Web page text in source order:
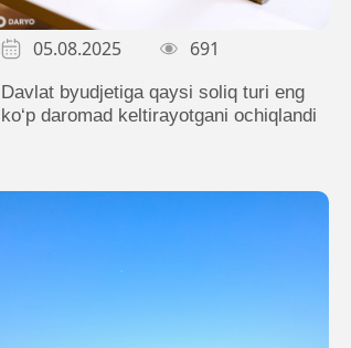
05.08.2025 691
Davlat byudjetiga qaysi soliq turi eng
ko‘p daromad keltirayotgani ochiqlandi